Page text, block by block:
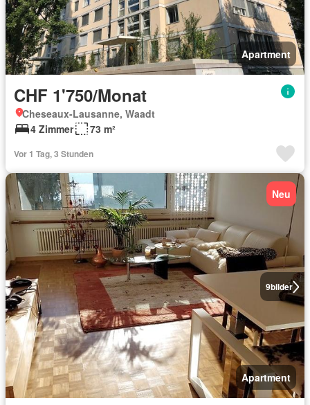
Apartment
CHF 1'750/Monat
Cheseaux-Lausanne, Waadt
4 Zimmer
73 m²
Vor 1 Tag, 3 Stunden
9bilder
Neu
Apartment